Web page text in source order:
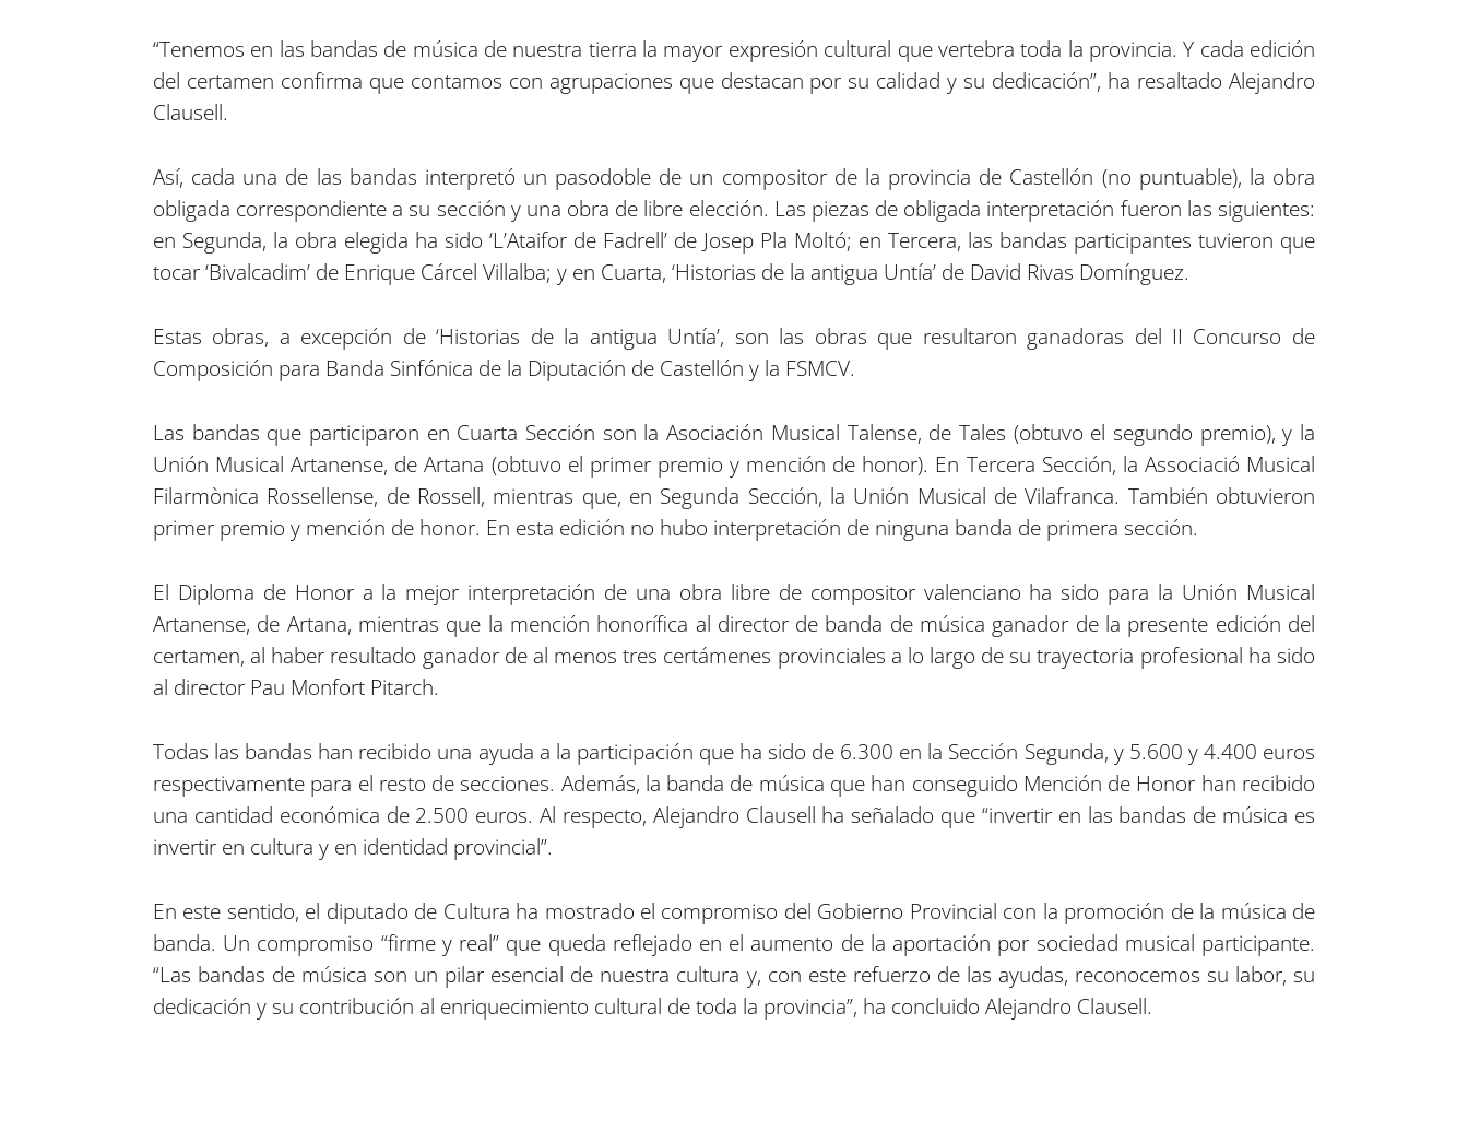
“Tenemos en las bandas de música de nuestra tierra la mayor expresión cultural que vertebra toda la provincia. Y cada edición
del certamen confirma que contamos con agrupaciones que destacan por su calidad y su dedicación”, ha resaltado Alejandro
Clausell.
Así, cada una de las bandas interpretó un pasodoble de un compositor de la provincia de Castellón (no puntuable), la obra
obligada correspondiente a su sección y una obra de libre elección. Las piezas de obligada interpretación fueron las siguientes:
en Segunda, la obra elegida ha sido ‘L’Ataifor de Fadrell’ de Josep Pla Moltó; en Tercera, las bandas participantes tuvieron que
tocar ‘Bivalcadim’ de Enrique Cárcel Villalba; y en Cuarta, ‘Historias de la antigua Untía’ de David Rivas Domínguez.
Estas obras, a excepción de ‘Historias de la antigua Untía’, son las obras que resultaron ganadoras del II Concurso de
Composición para Banda Sinfónica de la Diputación de Castellón y la FSMCV.
Las bandas que participaron en Cuarta Sección son la Asociación Musical Talense, de Tales (obtuvo el segundo premio), y la
Unión Musical Artanense, de Artana (obtuvo el primer premio y mención de honor). En Tercera Sección, la Associació Musical
Filarmònica Rossellense, de Rossell, mientras que, en Segunda Sección, la Unión Musical de Vilafranca. También obtuvieron
primer premio y mención de honor. En esta edición no hubo interpretación de ninguna banda de primera sección.
El Diploma de Honor a la mejor interpretación de una obra libre de compositor valenciano ha sido para la Unión Musical
Artanense, de Artana, mientras que la mención honorífica al director de banda de música ganador de la presente edición del
certamen, al haber resultado ganador de al menos tres certámenes provinciales a lo largo de su trayectoria profesional ha sido
al director Pau Monfort Pitarch.
Todas las bandas han recibido una ayuda a la participación que ha sido de 6.300 en la Sección Segunda, y 5.600 y 4.400 euros
respectivamente para el resto de secciones. Además, la banda de música que han conseguido Mención de Honor han recibido
una cantidad económica de 2.500 euros. Al respecto, Alejandro Clausell ha señalado que “invertir en las bandas de música es
invertir en cultura y en identidad provincial”.
En este sentido, el diputado de Cultura ha mostrado el compromiso del Gobierno Provincial con la promoción de la música de
banda. Un compromiso “firme y real” que queda reflejado en el aumento de la aportación por sociedad musical participante.
“Las bandas de música son un pilar esencial de nuestra cultura y, con este refuerzo de las ayudas, reconocemos su labor, su
dedicación y su contribución al enriquecimiento cultural de toda la provincia”, ha concluido Alejandro Clausell.